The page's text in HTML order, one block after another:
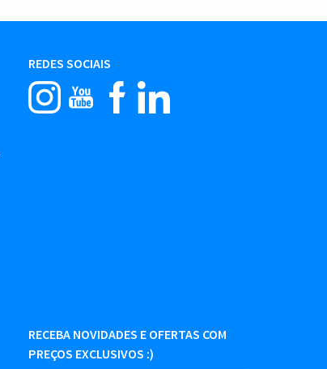
REDES SOCIAIS
RECEBA NOVIDADES E OFERTAS COM
PREÇOS EXCLUSIVOS :)